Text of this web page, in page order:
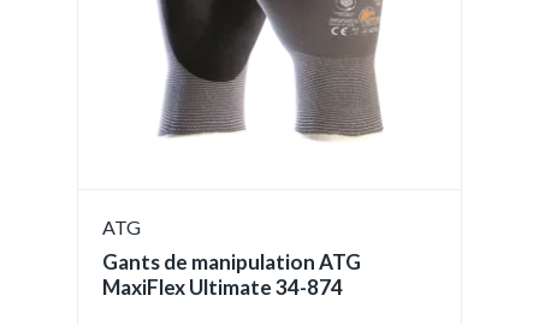
ATG
Gants de manipulation ATG
MaxiFlex Ultimate 34-874